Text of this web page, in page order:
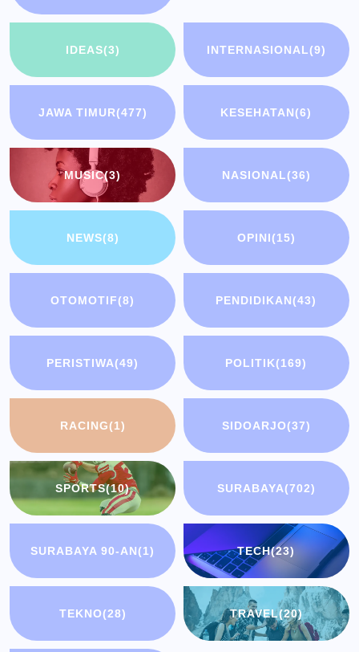
IDEAS(3) INTERNASIONAL(9)
JAWA TIMUR(477) KESEHATAN(6)
MUSIC(3) NASIONAL(36)
NEWS(8) OPINI(15)
OTOMOTIF(8) PENDIDIKAN(43)
PERISTIWA(49) POLITIK(169)
RACING(1) SIDOARJO(37)
SPORTS(10) SURABAYA(702)
SURABAYA 90-AN(1) TECH(23)
TEKNO(28) TRAVEL(20)